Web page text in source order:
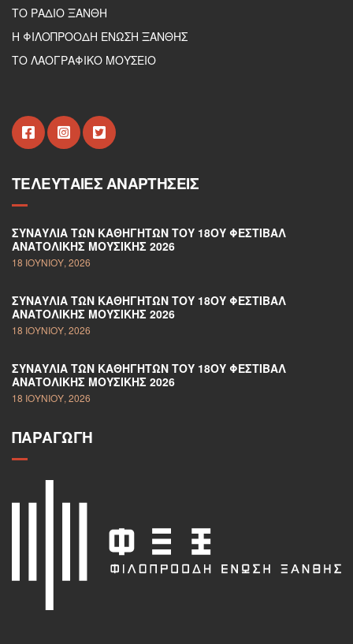
ΤΟ ΡΑΔΙΟ ΞΑΝΘΗ
Η ΦΙΛΟΠΡΟΟΔΗ ΕΝΩΣΗ ΞΑΝΘΗΣ
ΤΟ ΛΑΟΓΡΑΦΙΚΟ ΜΟΥΣΕΙΟ
ΤΕΛΕΥΤΑΊΕΣ ΑΝΑΡΤΉΣΕΙΣ
ΣΥΝΑΥΛΊΑ ΤΩΝ ΚΑΘΗΓΗΤΏΝ ΤΟΥ 18ΟΥ ΦΕΣΤΙΒΆΛ
ΑΝΑΤΟΛΙΚΉΣ ΜΟΥΣΙΚΉΣ 2026
18 ΙΟΥΝΊΟΥ, 2026
ΣΥΝΑΥΛΊΑ ΤΩΝ ΚΑΘΗΓΗΤΏΝ ΤΟΥ 18ΟΥ ΦΕΣΤΙΒΆΛ
ΑΝΑΤΟΛΙΚΉΣ ΜΟΥΣΙΚΉΣ 2026
18 ΙΟΥΝΊΟΥ, 2026
ΣΥΝΑΥΛΊΑ ΤΩΝ ΚΑΘΗΓΗΤΏΝ ΤΟΥ 18ΟΥ ΦΕΣΤΙΒΆΛ
ΑΝΑΤΟΛΙΚΉΣ ΜΟΥΣΙΚΉΣ 2026
18 ΙΟΥΝΊΟΥ, 2026
ΠΑΡΑΓΩΓΉ